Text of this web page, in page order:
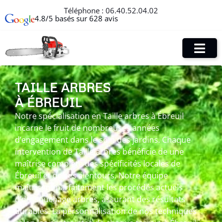
Téléphone : 06.40.52.04.02
4.8/5 basés sur 628 avis
TAILLE ARBRES
À ÉBREUIL
Notre spécialisation en Taille arbres à Ébreuil
incarne le fruit de nombreuses années
d’engagement dans le soin des jardins. Chaque
intervention de Taille arbres bénéficie de une
maîtrise complète des spécificités locales de
Ébreuil et de ses alentours. Notre équipe
maîtrisent parfaitement les procédés actuels
d’dessouchage arbres, assurant des résultats
durables. La personnalisation de nos techniques